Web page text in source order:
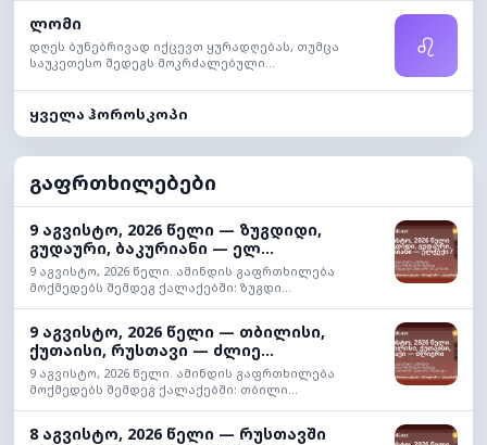
ლომი
დღეს ბუნებრივად იქცევთ ყურადღებას, თუმცა
საუკეთესო შედეგს მოკრძალებული...
♌
ყველა ჰოროსკოპი
გაფრთხილებები
9 აგვისტო, 2026 წელი — ზუგდიდი,
გუდაური, ბაკურიანი — ელ...
9 აგვისტო, 2026 წელი. ამინდის გაფრთხილება
მოქმედებს შემდეგ ქალაქებში: ზუგდი...
9 აგვისტო, 2026 წელი — თბილისი,
ქუთაისი, რუსთავი — ძლიე...
9 აგვისტო, 2026 წელი. ამინდის გაფრთხილება
მოქმედებს შემდეგ ქალაქებში: თბილი...
8 აგვისტო, 2026 წელი — რუსთავში